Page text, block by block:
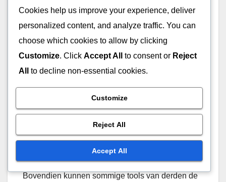
Risico’s van het gebruik
van tools van derden
Hoewel er voordelen zijn, brengt het gebruik van
onbedoeld gevoelige informatie, zoals
accountgegevens, delen met onbetrouwbare sites.
Dit kan leiden tot diefstal van accounts of
ongeautoriseerde toegang.
Bovendien kunnen sommige tools van derden de
Cookies help us improve your experience, deliver
personalized content, and analyze traffic. You can
choose which cookies to allow by clicking
Customize. Click Accept All to consent or Reject
All
to decline non-essential cookies.
Customize
Reject All
Accept All